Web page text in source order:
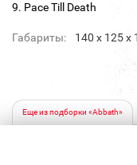
9. Pace Till Death
Габариты: 140 х 125 х
Еще из подборки «Abbath»